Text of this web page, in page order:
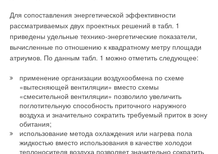
Для сопоставления энергетической эффективности
рассматриваемых двух проектных решений в табл. 1
приведены удельные технико-энергетические показатели,
вычисленные по отношению к квадратному метру площади
атриумов. По данным табл. 1 можно отметить следующее:
применение организации воздухообмена по схеме
«вытесняющей вентиляции» вместо схемы
«смесительной вентиляции» позволило увеличить
поглотительную способность приточного наружного
воздуха и значительно сократить требуемый приток в зону
обитания;
использование метода охлаждения или нагрева пола
жидкостью вместо использования в качестве холодои
теплоносителя воздуха позволяет значительно сократить